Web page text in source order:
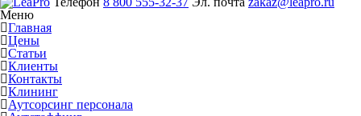
Меню
Главная
Цены
Статьи
Клиенты
Контакты
Клининг
Аутсорсинг персонала